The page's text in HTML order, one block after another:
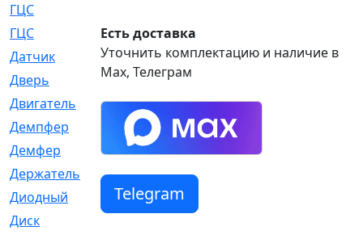
ГЦC
ГЦС
[74]
Датчик
[969]
Дверь
[249]
Двигатель
[64]
Демпфер
[2]
Демфер
[1]
Держатель
[5]
Диодный
[3]
Диск
Есть доставка
Уточнить комплектацию и наличие в
Max, Телеграм
Telegram